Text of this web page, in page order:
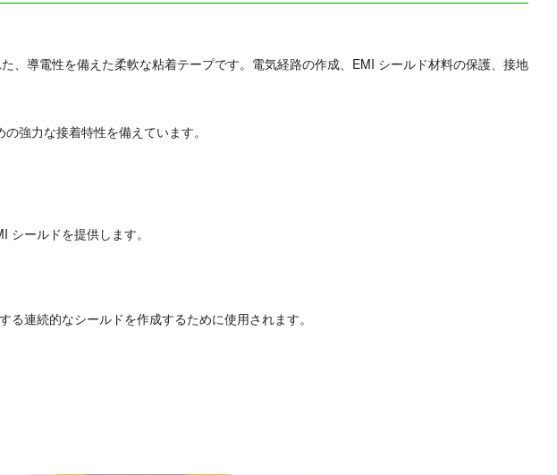
導電性を備えた柔軟な粘着テープです。電気経路の作成、EMI シールド材料の保護、接地
強力な接着特性を備えています。
ールドを提供します。
連続的なシールドを作成するために使用されます。